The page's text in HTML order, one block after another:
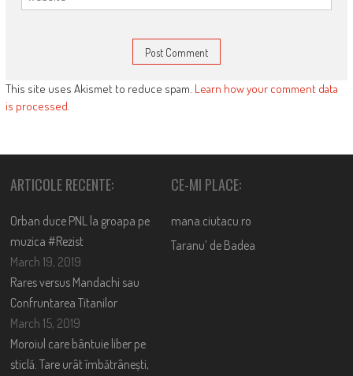
This site uses Akismet to reduce spam. Learn how your comment data
is processed.
ARTICOLE RECENTE:
Orban duce PNL la groapa pe
muzica #Rezist
March 19, 2019
Rares versus Mandachi sau
Confruntarea Titanilor
March 15, 2019
Moroiul care bântuie liber pe
sticlă. Tare urât îmbătrânești,
CE-MI PLACE:
mana.ciutacu.ro
Taranu’ de Badea